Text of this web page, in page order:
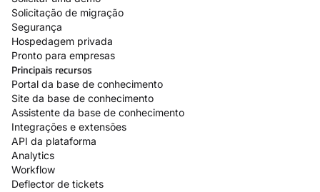
Solicitação de migração
Segurança
Hospedagem privada
Pronto para empresas
Principais recursos
Portal da base de conhecimento
Site da base de conhecimento
Assistente da base de conhecimento
Integrações e extensões
API da plataforma
Analytics
Workflow
Deflector de tickets